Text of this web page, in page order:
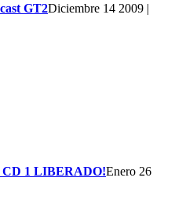
GT2Diciembre 14 2009 |
1 LIBERADO!Enero 26